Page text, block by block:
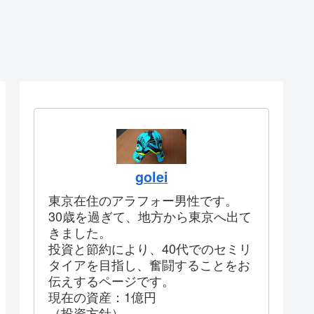
golei
東京在住のアラフォー男性です。
30歳を過ぎて、地方から東京へ出て
きました。
投資と節約により、40代でのセミリ
タイアを目指し、奮闘することをお
伝えするページです。
現在の資産：1億円